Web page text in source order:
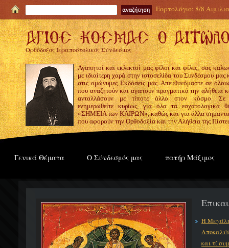
Εορτολόγιο: 8/8
Ορθόδοξος Ιεραποστολικός Σύνδεσμος
Αγαπητοί και εκλεκτοί μας φίλοι και φίλες, σας
με ιδιαίτερη χαρά στην ιστοσελίδα του Συνδέσμου μας
στις ομώνυμες Εκδόσεις μας. Απευθυνόμαστε σε
που αναζητούν και αγαπούν πραγματικά την αλήθεια
ανταλλάσουν με τίποτε άλλο στον κόσμο.
ενημερωθείτε κυρίως, για όλα τα εσχατολογικά
«ΣΗΜΕΙΑ των ΚΑΙΡΩΝ», καθώς και για άλλα
που αφορούν την Ορθοδοξία και την Αλήθεια της
Γενικά Θέματα Ο Σύνδεσμός μας πατήρ Μάξιμος
Η Μεγάλη
και τί